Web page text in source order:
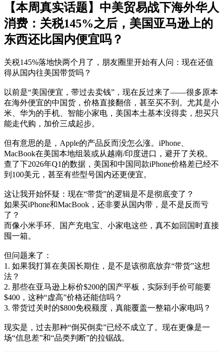
【本周真实话题】中美贸易战下海外华人
消费：关税145%之后，美国亚马逊上的
东西还比国内便宜吗？
关税145%落地快两个月了，朋友圈里开始有人问：现在还值
得从国内往美国带货吗？
以前是“美国便宜，带过去卖钱”，现在反过来了——很多原本
在海外便宜的中国货，价格直接翻倍，甚至买不到。尤其是小
米、华为的手机、智能小家电，美国本土基本没得卖，想买只
能走代购，加价三成起步。
但有意思的是，Apple的产品反而没怎么涨。iPhone、
MacBook在美国本地组装或从越南/印度进口，避开了关税。
查了下2026年Q1的数据，美国和中国同款iPhone价格差已经不
到100美元，甚至有些型号国内还更便宜。
这让我开始怀疑：现在“带货”的逻辑是不是彻底变了？
如果买iPhone和MacBook，还非要从国内带，是不是反而亏
了？
而像小米手环、国产充电宝、小家电这些，真不如回国时直接
囤一箱。
但问题来了：
1. 如果我打算在美国长期住，是不是该彻底放弃“带货”这想
法？
2. 那些在亚马逊上标价$200的国产平板，实际到手价可能要
$400，这种“虚高”价格还能信吗？
3. 带货过关时的$800免税额度，真能覆盖一整箱小家电吗？
现实是，过去那种“倒买倒卖”已经不成立了。现在更像是一
场“信息差”和“品类判断”的拉锯战。